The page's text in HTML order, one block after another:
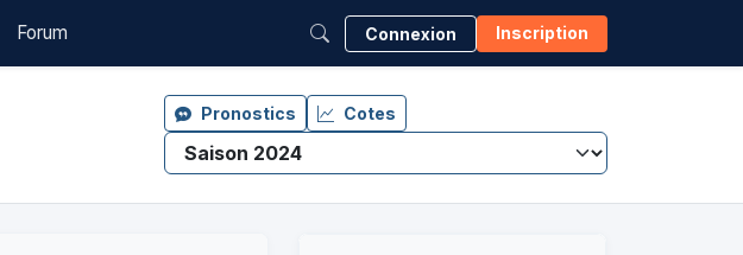
Forum Connexion Inscription
Pronostics Cotes